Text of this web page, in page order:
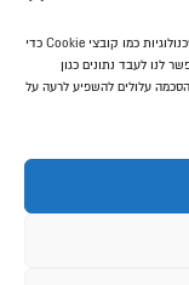
כדי לספק את חוויות המשתמש הטובות ביותר, אנו משתמשים בטכנולוגיות כמו קובצי Cookie כדי
לנו לעבד נתונים כגון
עלולים להשפיע לרעה על